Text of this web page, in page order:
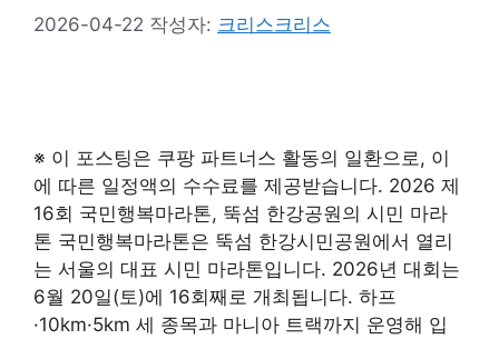
2026-04-22 작성자: 크리스크리스
※ 이 포스팅은 쿠팡 파트너스 활동의 일환으로, 이
에 따른 일정액의 수수료를 제공받습니다. 2026 제
16회 국민행복마라톤, 뚝섬 한강공원의 시민 마라
톤 국민행복마라톤은 뚝섬 한강시민공원에서 열리
는 서울의 대표 시민 마라톤입니다. 2026년 대회는
6월 20일(토)에 16회째로 개최됩니다. 하프
·10km·5km 세 종목과 마니아 트랙까지 운영해 입